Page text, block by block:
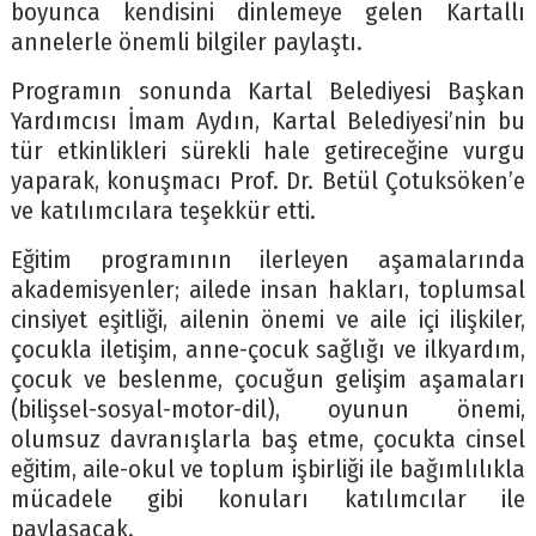
boyunca kendisini dinlemeye gelen Kartallı
annelerle önemli bilgiler paylaştı.
Programın sonunda Kartal Belediyesi Başkan
Yardımcısı İmam Aydın, Kartal Belediyesi’nin bu
tür etkinlikleri sürekli hale getireceğine vurgu
yaparak, konuşmacı Prof. Dr. Betül Çotuksöken’e
ve katılımcılara teşekkür etti.
Eğitim programının ilerleyen aşamalarında
akademisyenler; ailede insan hakları, toplumsal
cinsiyet eşitliği, ailenin önemi ve aile içi ilişkiler,
çocukla iletişim, anne-çocuk sağlığı ve ilkyardım,
çocuk ve beslenme, çocuğun gelişim aşamaları
(bilişsel-sosyal-motor-dil), oyunun önemi,
olumsuz davranışlarla baş etme, çocukta cinsel
eğitim, aile-okul ve toplum işbirliği ile bağımlılıkla
mücadele gibi konuları katılımcılar ile
paylaşacak.